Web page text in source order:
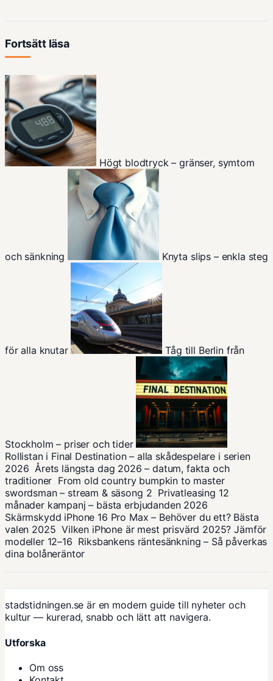
Fortsätt läsa
Högt blodtryck – gränser, symtom
och sänkning Knyta slips – enkla steg
för alla knutar Tåg till Berlin från
Stockholm – priser och tider
Rollistan i Final Destination – alla skådespelare i serien
2026 Årets längsta dag 2026 – datum, fakta och
traditioner From old country bumpkin to master
swordsman – stream & säsong 2 Privatleasing 12
månader kampanj – bästa erbjudanden 2026
Skärmskydd iPhone 16 Pro Max – Behöver du ett? Bästa
valen 2025 Vilken iPhone är mest prisvärd 2025? Jämför
modeller 12–16 Riksbankens räntesänkning – Så påverkas
dina bolåneräntor
stadstidningen.se är en modern guide till nyheter och
kultur — kurerad, snabb och lätt att navigera.
Utforska
Om oss